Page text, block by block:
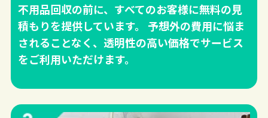
不用品回収の前に、すべてのお客様に無料の見
積もりを提供しています。 予想外の費用に悩ま
されることなく、透明性の高い価格でサービス
をご利用いただけます。